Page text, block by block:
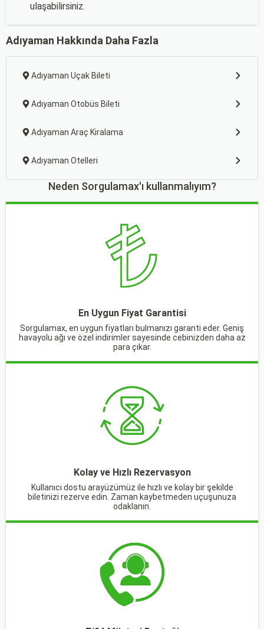
ulaşabilirsiniz.
Adıyaman Hakkında Daha Fazla
Adıyaman Uçak Bileti
Adıyaman Otobüs Bileti
Adıyaman Araç Kiralama
Adıyaman Otelleri
Neden Sorgulamax'ı kullanmalıyım?
En Uygun Fiyat Garantisi
Sorgulamax, en uygun fiyatları bulmanızı garanti eder. Geniş
havayolu ağı ve özel indirimler sayesinde cebinizden daha az
para çıkar.
Kolay ve Hızlı Rezervasyon
Kullanıcı dostu arayüzümüz ile hızlı ve kolay bir şekilde
biletinizi rezerve edin. Zaman kaybetmeden uçuşunuza
odaklanın.